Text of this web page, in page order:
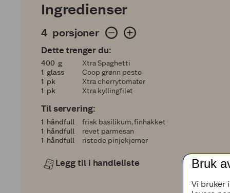
Ingredienser
4 porsjoner
4 porsjoner
Dette trenger du:
400
400 g
Xtra Spaghetti
11 glass
Coop grønn pesto
11 pk
Xtra cherrytomater
11 pk Xtra kyllingfilet
Til servering:
11 håndfull
frisk basilikum, finhakket
11 håndfull
revet parmesan
11 håndfull ristede pinjekjerner
Legg til i handleliste Bruk
Vi bruker